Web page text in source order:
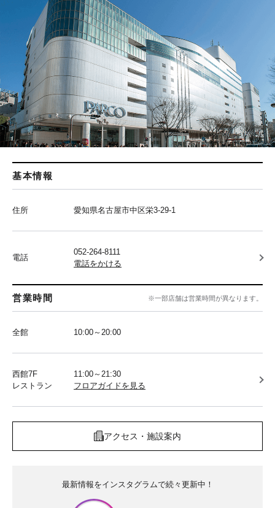
基本情報
住所 愛知県名古屋市中区栄3-29-1
電話
052-264-8111
電話をかける
営業時間 ※一部店舗は営業時間が異なります。
全館 10:00～20:00
西館7F
レストラン
11:00～21:30
フロアガイドを見る
アクセス・施設案内
最新情報をインスタグラムで続々更新中！